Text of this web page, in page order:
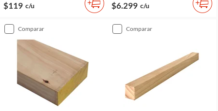
$119 c/u $6.299 c/u
comparar comparar